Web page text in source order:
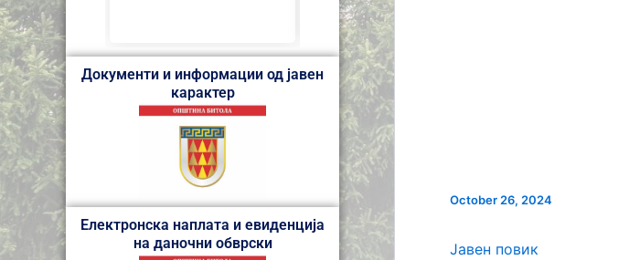
Документи и информации од јавен
карактер
Електронска наплата и евиденција
на даночни обврски
October 26, 2024
Јавен повик